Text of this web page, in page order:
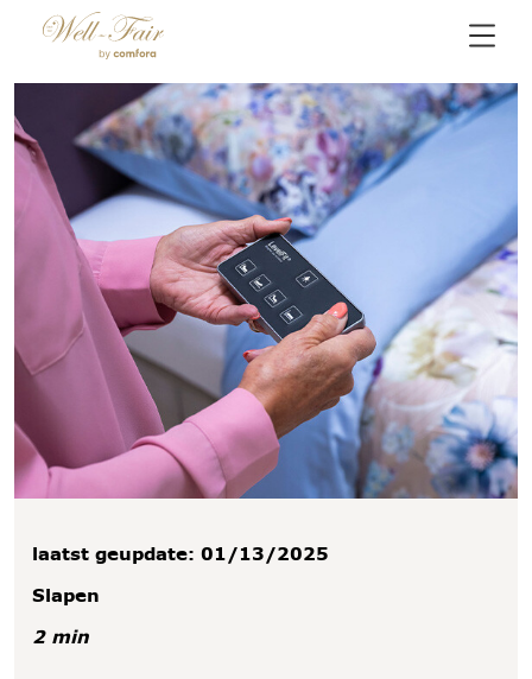
laatst geupdate: 01/13/2025
Slapen
2 min